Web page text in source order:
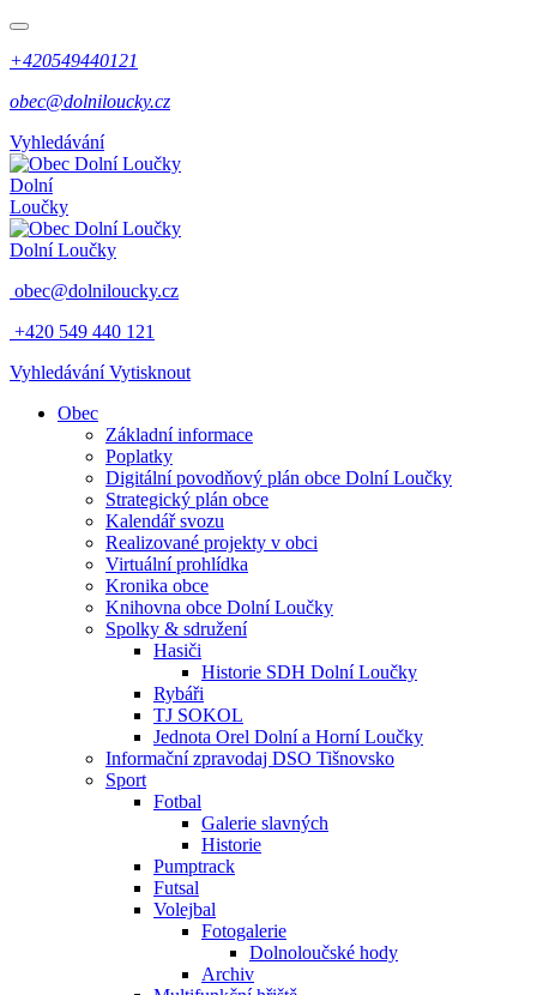
+420549440121
obec@dolniloucky.cz
Vyhledávání
Dolní
Loučky
Dolní Loučky
obec@dolniloucky.cz
+420 549 440 121
Vyhledávání Vytisknout
Obec
Základní informace
Poplatky
Digitální povodňový plán obce Dolní Loučky
Strategický plán obce
Kalendář svozu
Realizované projekty v obci
Virtuální prohlídka
Kronika obce
Knihovna obce Dolní Loučky
Spolky & sdružení
Hasiči
Historie SDH Dolní Loučky
Rybáři
TJ SOKOL
Jednota Orel Dolní a Horní Loučky
Informační zpravodaj DSO Tišnovsko
Sport
Fotbal
Galerie slavných
Historie
Pumptrack
Futsal
Volejbal
Fotogalerie
Dolnoloučské hody
Archiv